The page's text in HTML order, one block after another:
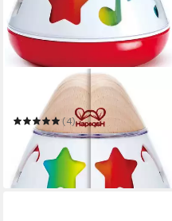
Kreisel Musikkreisel
(4)
ab 17,49 € UVP19,99 €
-13%
in 3-4 Werktagen bei dir